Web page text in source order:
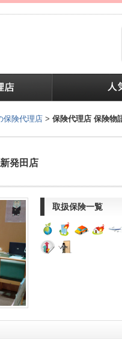
保険代理店 > 保険代理店 保険
発田店
取扱保険一覧